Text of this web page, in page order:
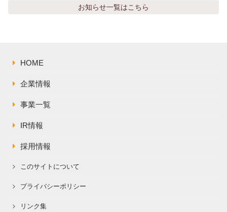
その他IR資料
IRお問い合わせ
お知らせ一覧はこちら
HOME
企業情報
事業一覧
IR情報
採用情報
このサイトについて
プライバシーポリシー
リンク集